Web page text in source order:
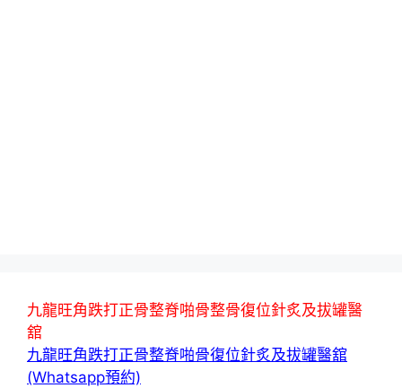
九龍旺角跌打正骨整脊啪骨整骨復位針炙及拔罐醫
舘
九龍旺角跌打正骨整脊啪骨復位針炙及拔罐醫舘
(Whatsapp預約)